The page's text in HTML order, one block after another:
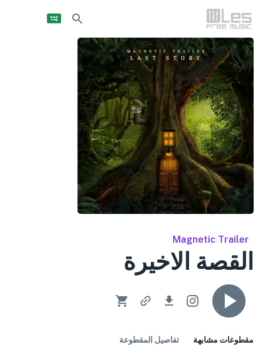
Magnetic Trailer
القصة الاخيرة
مقطوعات مشابهة تفاصيل المقطوعة